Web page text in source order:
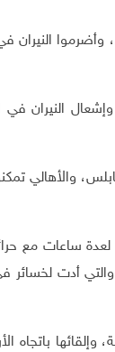
النيران
النيران
لعدة ساعات مع
والتي أدت
باتجاه